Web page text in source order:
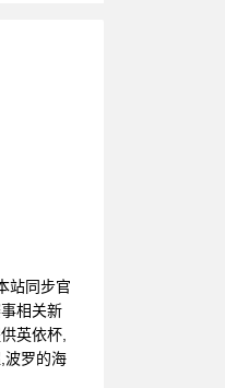
站同步官
相关新
英依杯,
波罗的海